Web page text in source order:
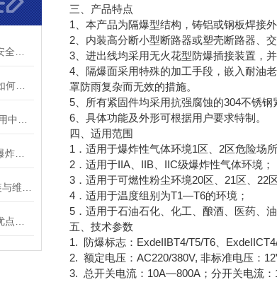
三、产品特点
1、本产品为隔爆型结构，铸铝或钢板焊接
2、内装高分断小型断路器或塑壳断路器、
3、进出线均采用无火花型防爆插接装置，
4、隔爆面采用特殊的加工手段，嵌入耐油
罩防雨复杂而无效的措施。
5、所有紧固件均采用抗强腐蚀的304不锈钢
6、具体功能及外形可根据用户要求特制。
四、适用范围
1．适用于爆炸性气体环境1区、2区危险场所
2．适用于IIA、IIB、IIC级爆炸性气体环境；
3．适用于可燃性粉尘环境20区、21区、22
4．适用于温度组别为T1—T6的环境；
5．适用于石油石化、化工、酿酒、医药、
五、技术参数
1. 防爆标志：ExdeIIBT4/T5/T6、
2. 额定电压：AC220/380V, 非标准电压：
3. 总开关电流：10A—800A；分开关电流：